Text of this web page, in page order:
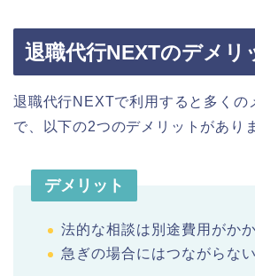
退職代行NEXTのデメリ
退職代行NEXTで利用すると多くの
で、以下の2つのデメリットがあり
デメリット
法的な相談は別途費用がか
急ぎの場合にはつながらな